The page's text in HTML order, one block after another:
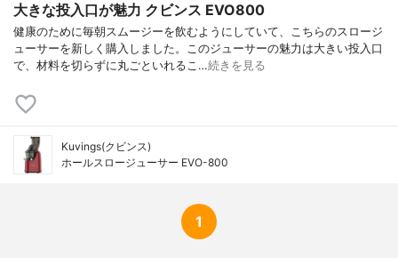
大きな投入口が魅力 クビンス EVO800
健康のために毎朝スムージーを飲むようにしていて、こちらのスロージ
ューサーを新しく購入しました。このジューサーの魅力は大きい投入口
で、材料を切らずに丸ごといれるこ…続きを見る
Kuvings(クビンス)
ホールスロージューサー EVO-800
1